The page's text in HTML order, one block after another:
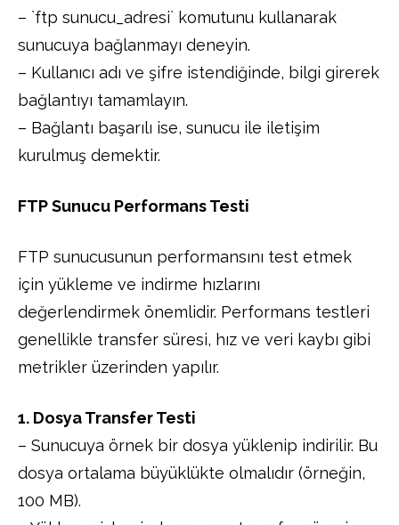
– `ftp sunucu_adresi` komutunu kullanarak
sunucuya bağlanmayı deneyin.
– Kullanıcı adı ve şifre istendiğinde, bilgi girerek
bağlantıyı tamamlayın.
– Bağlantı başarılı ise, sunucu ile iletişim
kurulmuş demektir.
FTP Sunucu Performans Testi
FTP sunucusunun performansını test etmek
için yükleme ve indirme hızlarını
değerlendirmek önemlidir. Performans testleri
genellikle transfer süresi, hız ve veri kaybı gibi
metrikler üzerinden yapılır.
1. Dosya Transfer Testi
– Sunucuya örnek bir dosya yüklenip indirilir. Bu
dosya ortalama büyüklükte olmalıdır (örneğin,
100 MB).